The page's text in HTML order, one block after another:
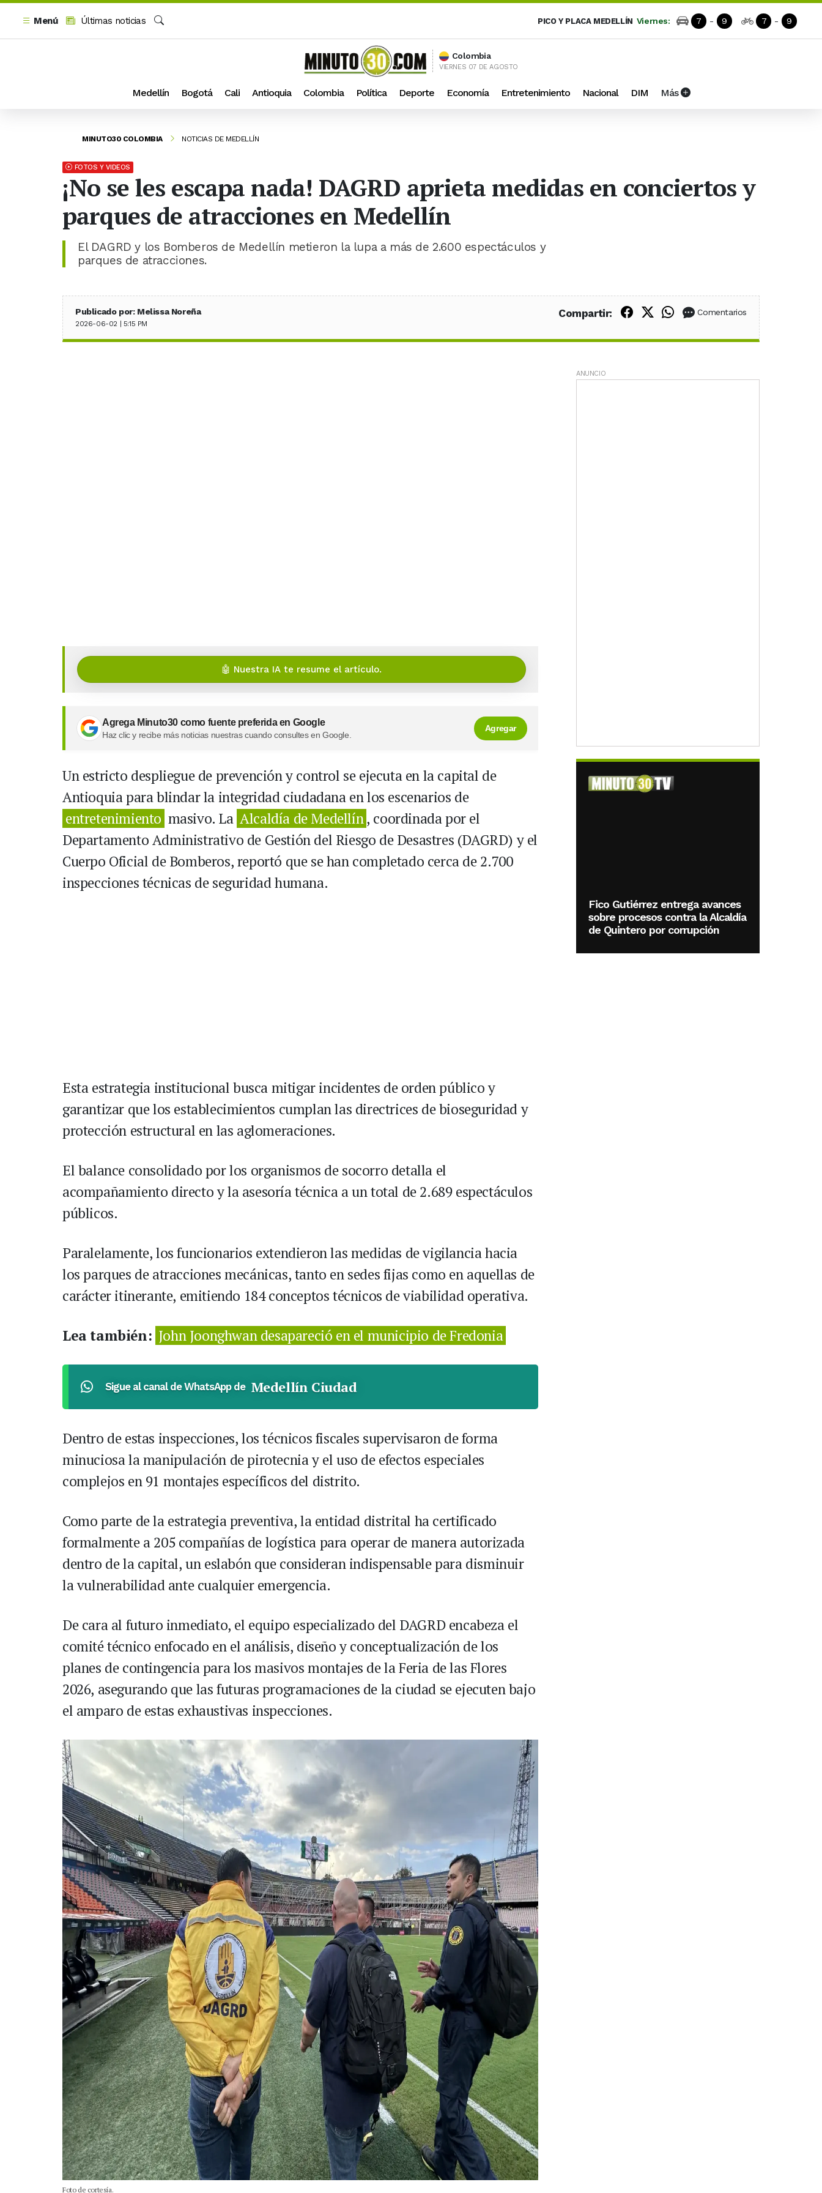
Menú
Últimas noticias
PICO Y PLACA MEDELLÍN Viernes: 7 - 9 7 - 9
Colombia
VIERNES 07 DE AGOSTO
Medellín Bogotá Cali Antioquia Colombia Política Deporte Economía Entretenimiento Nacional DIM Más
MINUTO30 COLOMBIA NOTICIAS DE MEDELLÍN
FOTOS Y VIDEOS
¡No se les escapa nada! DAGRD aprieta medidas en conciertos y
parques de atracciones en Medellín
El DAGRD y los Bomberos de Medellín metieron la lupa a más de 2.600 espectáculos y
parques de atracciones.
Publicado por: Melissa Noreña
2026-06-02 | 5:15 PM
Compartir: Compartir en Facebook
Compartir en X (Twitter)
Compartir en WhatsApp
Comentarios
🤖 Nuestra IA te resume el artículo.
Agrega Minuto30 como fuente preferida en Google
Haz clic y recibe más noticias nuestras cuando consultes en Google.
Agregar
Un estricto despliegue de prevención y control se ejecuta en la capital de
Antioquia para blindar la integridad ciudadana en los escenarios de
entretenimiento masivo. La Alcaldía de Medellín, coordinada por el
Departamento Administrativo de Gestión del Riesgo de Desastres (DAGRD) y el
Cuerpo Oficial de Bomberos, reportó que se han completado cerca de 2.700
inspecciones técnicas de seguridad humana.
Esta estrategia institucional busca mitigar incidentes de orden público y
garantizar que los establecimientos cumplan las directrices de bioseguridad y
protección estructural en las aglomeraciones.
El balance consolidado por los organismos de socorro detalla el
acompañamiento directo y la asesoría técnica a un total de 2.689 espectáculos
públicos.
Paralelamente, los funcionarios extendieron las medidas de vigilancia hacia
los parques de atracciones mecánicas, tanto en sedes fijas como en aquellas de
carácter itinerante, emitiendo 184 conceptos técnicos de viabilidad operativa.
Lea también: John Joonghwan desapareció en el municipio de Fredonia
Sigue al canal de WhatsApp de Medellín Ciudad
Dentro de estas inspecciones, los técnicos fiscales supervisaron de forma
minuciosa la manipulación de pirotecnia y el uso de efectos especiales
complejos en 91 montajes específicos del distrito.
Como parte de la estrategia preventiva, la entidad distrital ha certificado
formalmente a 205 compañías de logística para operar de manera autorizada
dentro de la capital, un eslabón que consideran indispensable para disminuir
la vulnerabilidad ante cualquier emergencia.
De cara al futuro inmediato, el equipo especializado del DAGRD encabeza el
comité técnico enfocado en el análisis, diseño y conceptualización de los
planes de contingencia para los masivos montajes de la Feria de las Flores
2026, asegurando que las futuras programaciones de la ciudad se ejecuten bajo
el amparo de estas exhaustivas inspecciones.
Foto de cortesía.
ANUNCIO
Fico Gutiérrez entrega avances
sobre procesos contra la Alcaldía
de Quintero por corrupción